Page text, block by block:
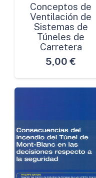
Conceptos de
Ventilación de
Sistemas de
Túneles de
Carretera
5,00 €